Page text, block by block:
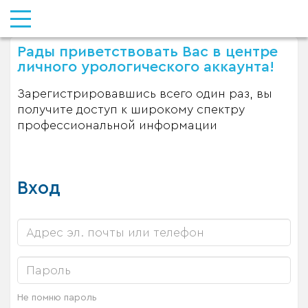
Рады приветствовать Вас в центре
личного урологического аккаунта!
Зарегистрировавшись всего один раз, вы
получите доступ к широкому спектру
профессиональной информации
Вход
Не помню пароль